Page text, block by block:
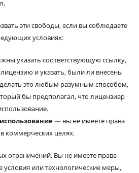
эти свободы, если вы соблюдаете
условиях:
указать соответствующую ссылку,
и указать, были ли внесены
это любым разумным способом,
бы предполагал, что лицензиар
— вы не имеете права
коммерческих целях.
ограничений. Вы не имеете права
или технологические меры,